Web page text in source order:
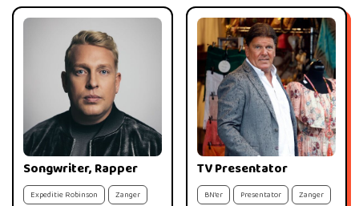
Songwriter, Rapper
Expeditie Robinson
Zanger
TV Presentator
BN'er Presentator Zanger